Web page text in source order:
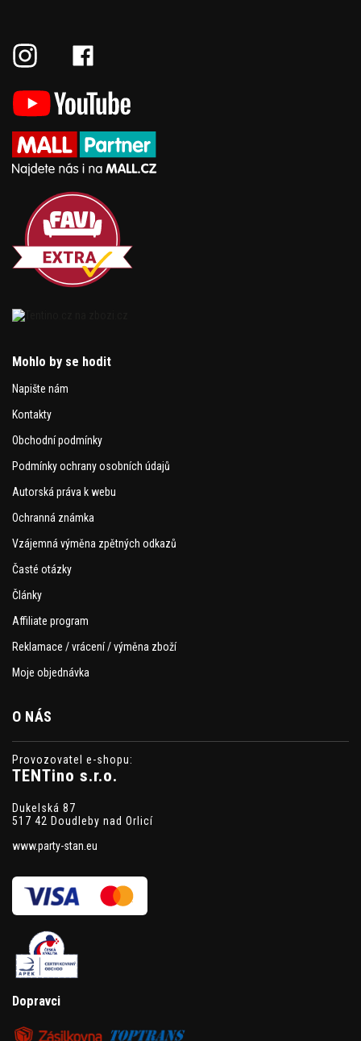
Mohlo by se hodit
Napište nám
Kontakty
Obchodní podmínky
Podmínky ochrany osobních údajů
Autorská práva k webu
Ochranná známka
Vzájemná výměna zpětných odkazů
Časté otázky
Články
Affiliate program
Reklamace / vrácení / výměna zboží
Moje objednávka
O NÁS
Provozovatel e-shopu:
TENTino s.r.o.
Dukelská 87
517 42 Doudleby nad Orlicí
www.party-stan.eu
Dopravci